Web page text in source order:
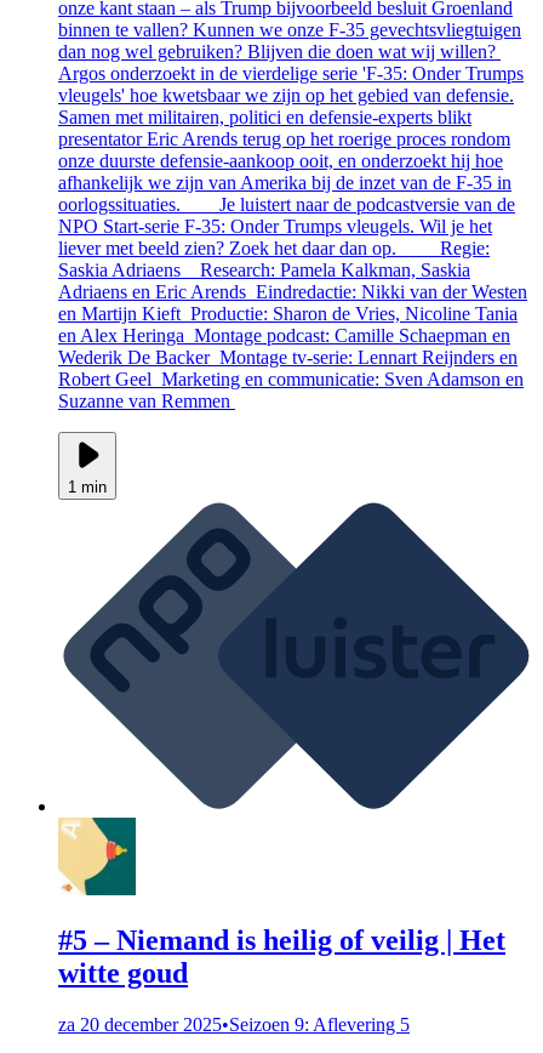
onze kant staan – als Trump bijvoorbeeld besluit Groenland
binnen te vallen? Kunnen we onze F-35 gevechtsvliegtuigen
dan nog wel gebruiken? Blijven die doen wat wij willen?
Argos onderzoekt in de vierdelige serie 'F-35: Onder Trumps
vleugels' hoe kwetsbaar we zijn op het gebied van defensie.
Samen met militairen, politici en defensie-experts blikt
presentator Eric Arends terug op het roerige proces rondom
onze duurste defensie-aankoop ooit, en onderzoekt hij hoe
afhankelijk we zijn van Amerika bij de inzet van de F-35 in
oorlogssituaties. __ Je luistert naar de podcastversie van de
NPO Start-serie F-35: Onder Trumps vleugels. Wil je het
liever met beeld zien? Zoek het daar dan op. __ Regie:
Saskia Adriaens Research: Pamela Kalkman, Saskia
Adriaens en Eric Arends Eindredactie: Nikki van der Westen
en Martijn Kieft Productie: Sharon de Vries, Nicoline Tania
en Alex Heringa Montage podcast: Camille Schaepman en
Wederik De Backer Montage tv-serie: Lennart Reijnders en
Robert Geel Marketing en communicatie: Sven Adamson en
Suzanne van Remmen
1 min
#5 – Niemand is heilig of veilig | Het
witte goud
za 20 december 2025•Seizoen 9: Aflevering 5